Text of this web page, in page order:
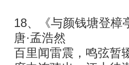
18、《与颜钱塘登樟
唐·孟浩然
百里闻雷震，鸣弦暂